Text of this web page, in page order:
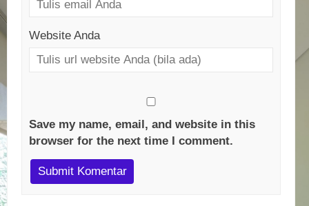
Website Anda
Save my name, email, and website in this
browser for the next time I comment.